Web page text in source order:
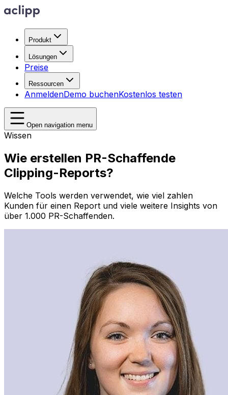
Produkt
Lösungen
Preise
Ressourcen
AnmeldenDemo buchenKostenlos testen
Open navigation menu
Wissen
Wie erstellen PR-Schaffende
Clipping-Reports?
Welche Tools werden verwendet, wie viel zahlen
Kunden für einen Report und viele weitere Insights von
über 1.000 PR-Schaffenden.